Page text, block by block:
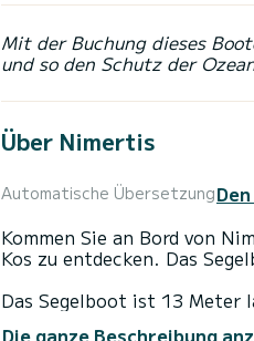
Mit der Buchung dieses
und so den Schutz der
Über Nimertis
Automatische Übersetzung
Kommen Sie an Bord von
Kos zu entdecken. Das
Das Segelboot ist 13 Meter
Die ganze Beschreibung